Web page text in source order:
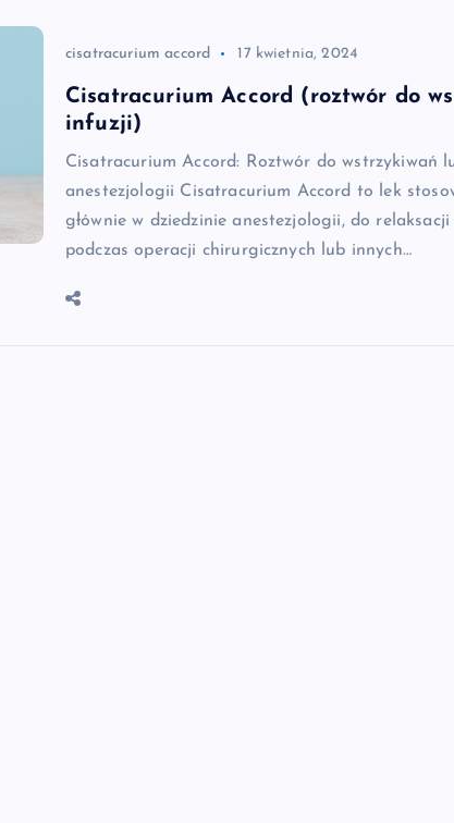
cisatracurium accord 17 kwietnia, 2024
Cisatracurium Accord (roztwór do
infuzji)
Cisatracurium Accord: Roztwór do wstrzykiwań
anestezjologii Cisatracurium Accord to lek
głównie w dziedzinie anestezjologii, do
podczas operacji chirurgicznych lub innych…